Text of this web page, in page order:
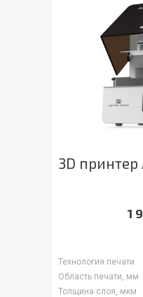
3D
1
Технология печати
Область печати, мм
Толщина слоя, мкм